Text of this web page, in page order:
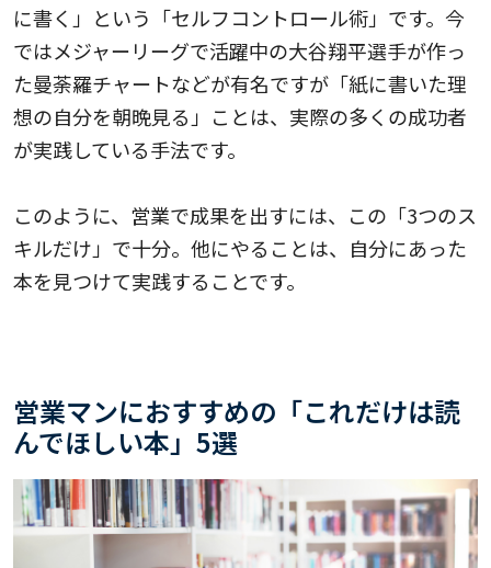
に書く」という「セルフコントロール術」です。今
ではメジャーリーグで活躍中の大谷翔平選手が作っ
た曼荼羅チャートなどが有名ですが「紙に書いた理
想の自分を朝晩見る」ことは、実際の多くの成功者
が実践している手法です。
このように、営業で成果を出すには、この「3つのス
キルだけ」で十分。他にやることは、自分にあった
本を見つけて実践することです。
営業マンにおすすめの「これだけは読
んでほしい本」5選